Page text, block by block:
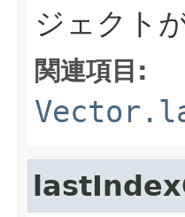
ジェクト
関連項目: